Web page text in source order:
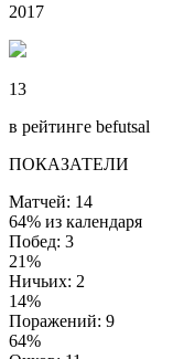
2017
13
в рейтинге befutsal
ПОКАЗАТЕЛИ
Матчей: 14
64% из календаря
Побед: 3
21%
Ничьих: 2
14%
Поражений: 9
64%